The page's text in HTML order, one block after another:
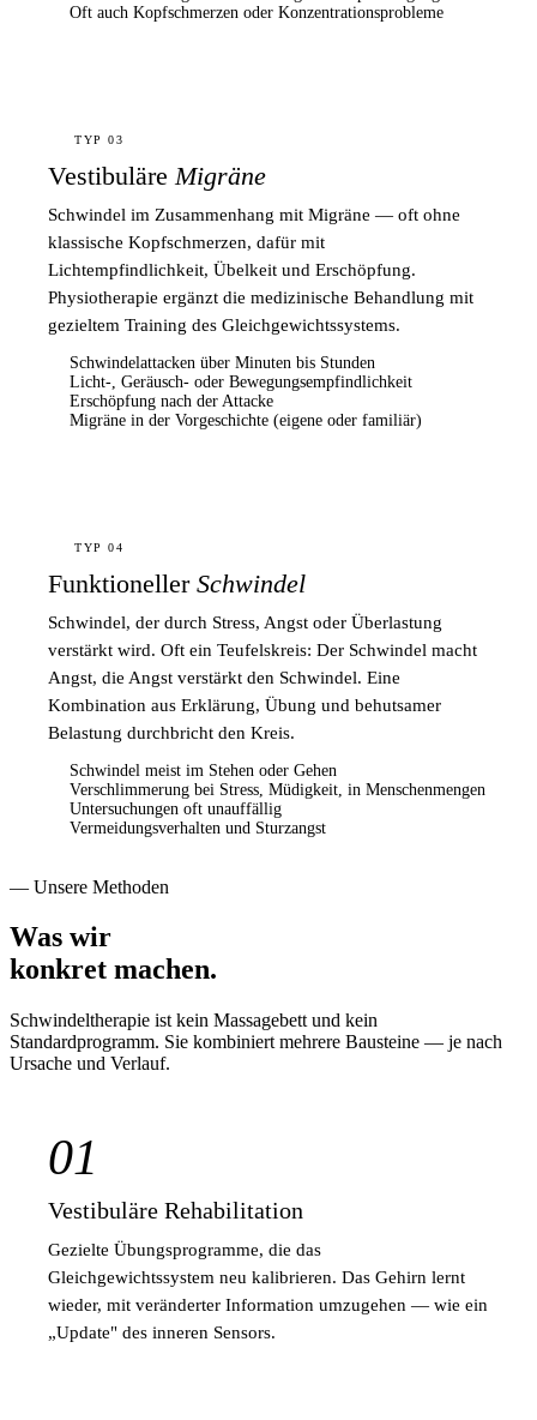
Oft auch Kopfschmerzen oder Konzentrationsprobleme
TYP 03
Vestibuläre Migräne
Schwindel im Zusammenhang mit Migräne — oft ohne
klassische Kopfschmerzen, dafür mit
Lichtempfindlichkeit, Übelkeit und Erschöpfung.
Physiotherapie ergänzt die medizinische Behandlung mit
gezieltem Training des Gleichgewichtssystems.
Schwindelattacken über Minuten bis Stunden
Licht-, Geräusch- oder Bewegungsempfindlichkeit
Erschöpfung nach der Attacke
Migräne in der Vorgeschichte (eigene oder familiär)
TYP 04
Funktioneller Schwindel
Schwindel, der durch Stress, Angst oder Überlastung
verstärkt wird. Oft ein Teufelskreis: Der Schwindel macht
Angst, die Angst verstärkt den Schwindel. Eine
Kombination aus Erklärung, Übung und behutsamer
Belastung durchbricht den Kreis.
Schwindel meist im Stehen oder Gehen
Verschlimmerung bei Stress, Müdigkeit, in Menschenmengen
Untersuchungen oft unauffällig
Vermeidungsverhalten und Sturzangst
— Unsere Methoden
Was wir
konkret machen.
Schwindeltherapie ist kein Massagebett und kein
Standardprogramm. Sie kombiniert mehrere Bausteine — je nach
Ursache und Verlauf.
01
Vestibuläre Rehabilitation
Gezielte Übungsprogramme, die das
Gleichgewichtssystem neu kalibrieren. Das Gehirn lernt
wieder, mit veränderter Information umzugehen — wie ein
„Update" des inneren Sensors.